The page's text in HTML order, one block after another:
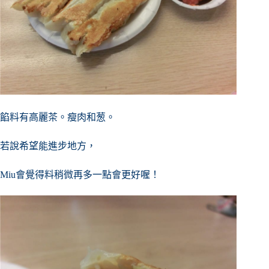
餡料有高麗茶。瘦肉和葱。
若說希望能進步地方，
Miu會覺得料稍微再多一點會更好喔！